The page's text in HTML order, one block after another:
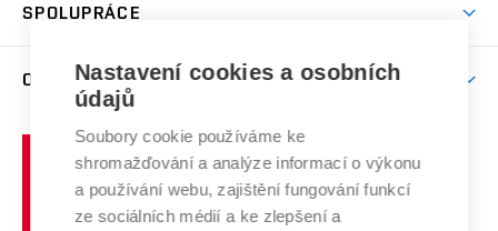
Celoživotní vzdělávání
E-přihláška
Závěrečné práce
Doktorské studium
Studium bez bariér
Podpora podnikání
Mezinárodní vědecká rada
Systém zajišťování kvality výzkumu
Výzkumné infrastruktury
Transfer znalostí
Open Science
SPOLUPRÁCE
Firemní spolupráce
Zahraniční spolupráce
Spolupráce se školami
Mezinárodní dohody
O UNIVERZITĚ
Profil univerzity
Udržitelná univerzita
Podnikavá univerzita / ContriBUTe
učení
technické
Nastavení cookies a osobních
údajů
Soubory cookie používáme ke
shromažďování a analýze informací o výkonu
a používání webu, zajištění fungování funkcí
ze sociálních médií a ke zlepšení a